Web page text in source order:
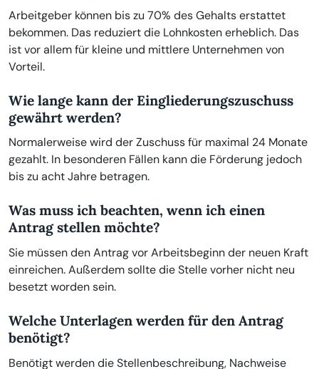
Arbeitgeber können bis zu 70% des Gehalts erstattet
bekommen. Das reduziert die Lohnkosten erheblich. Das
ist vor allem für kleine und mittlere Unternehmen von
Vorteil.
Wie lange kann der Eingliederungszuschuss
gewährt werden?
Normalerweise wird der Zuschuss für maximal 24 Monate
gezahlt. In besonderen Fällen kann die Förderung jedoch
bis zu acht Jahre betragen.
Was muss ich beachten, wenn ich einen
Antrag stellen möchte?
Sie müssen den Antrag vor Arbeitsbeginn der neuen Kraft
einreichen. Außerdem sollte die Stelle vorher nicht neu
besetzt worden sein.
Welche Unterlagen werden für den Antrag
benötigt?
Benötigt werden die Stellenbeschreibung, Nachweise